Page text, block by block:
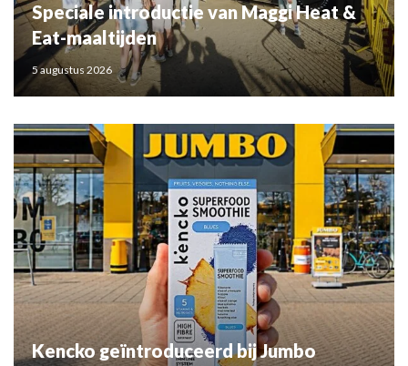
Speciale introductie van Maggi Heat &
Eat-maaltijden
5 augustus 2026
Kencko geïntroduceerd bij Jumbo